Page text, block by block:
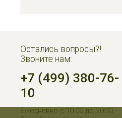
Остались вопросы?!
Звоните нам:
+7 (499) 380-76-
10
Ежедневно с 10:00 до 20:00